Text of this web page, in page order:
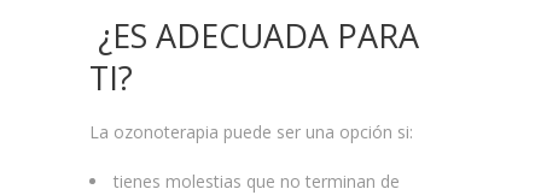
¿ES ADECUADA PARA
TI?
La ozonoterapia puede ser una opción si:
tienes molestias que no terminan de